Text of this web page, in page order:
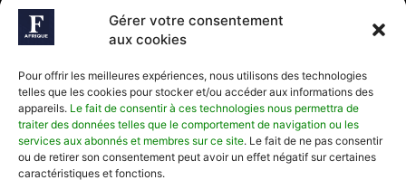
Gérer votre consentement
aux cookies
Pour offrir les meilleures expériences, nous utilisons des technologies
telles que les cookies pour stocker et/ou accéder aux informations des
appareils. Le fait de consentir à ces technologies nous permettra de
traiter des données telles que le comportement de navigation ou les
services aux abonnés et membres sur ce site. Le fait de ne pas consentir
ou de retirer son consentement peut avoir un effet négatif sur certaines
caractéristiques et fonctions.
JOINDRE L'ÉQUIPE
Rédaction
Développement commercial
Communiquer avec Forbes Afrique
Média Kit 2026